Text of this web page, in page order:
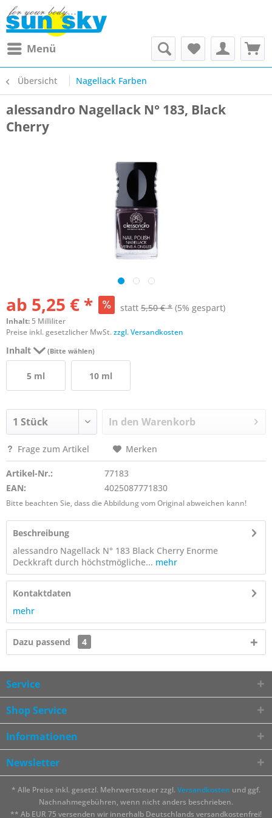
Menü
Übersicht Nagellack Farben
alessandro Nagellack N° 183, Black
Cherry
ab 5,25 € * statt 5,50 € * (5% gespart)
Inhalt: 5 Milliliter
Preise inkl. gesetzlicher MwSt.zzgl. Versandkosten
Inhalt (Bitte wählen)
5 ml 10 ml
In den Warenkorb
Frage zum Artikel Merken
Artikel-Nr.:
77183
EAN:
4025087771830
Bitte beachten Sie, dass die Abbildung vom Original abweichen kann!
Beschreibung
alessandro Nagellack N° 183 Black Cherry Enorme
Deckkraft durch höchstmögliche... mehr
Kontaktdaten
mehr
Dazu passend 4
Service
Shop Service
Informationen
Newsletter
* Alle Preise inkl. gesetzl. Mehrwertsteuer zzgl. Versandkosten und ggf.
Nachnahmegebühren, wenn nicht anders beschrieben.
** Ab EUR 75 versenden wir innerhalb Deutschlands versandkostenfrei!